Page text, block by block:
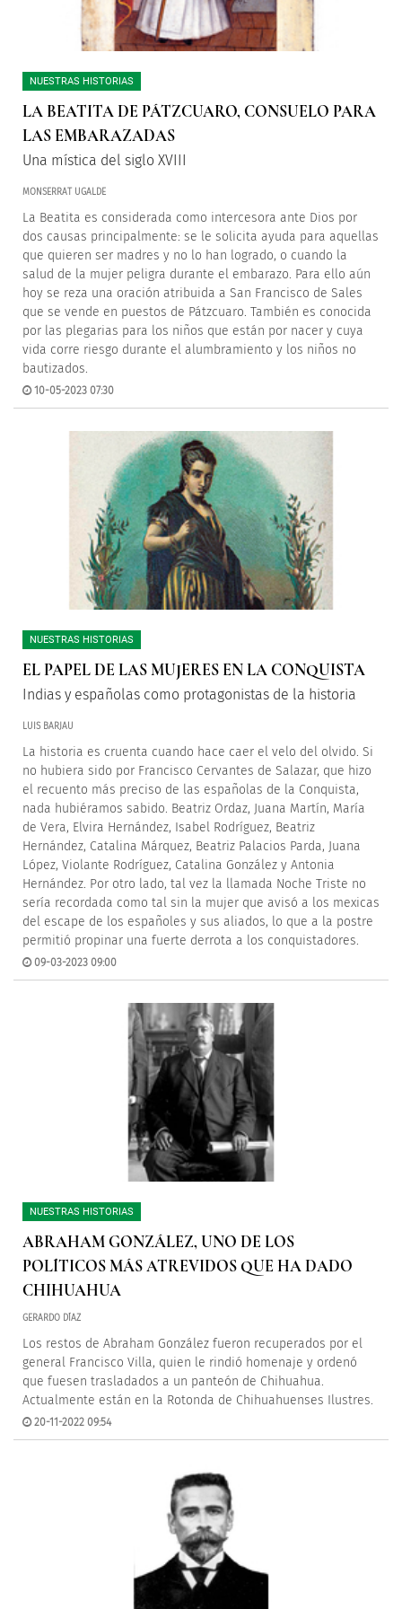
NUESTRAS HISTORIAS
LA BEATITA DE PÁTZCUARO, CONSUELO PARA
LAS EMBARAZADAS
Una mística del siglo XVIII
MONSERRAT UGALDE
La Beatita es considerada como intercesora ante Dios por
dos causas principalmente: se le solicita ayuda para aquellas
que quieren ser madres y no lo han logrado, o cuando la
salud de la mujer peligra durante el embarazo. Para ello aún
hoy se reza una oración atribuida a San Francisco de Sales
que se vende en puestos de Pátzcuaro. También es conocida
por las plegarias para los niños que están por nacer y cuya
vida corre riesgo durante el alumbramiento y los niños no
bautizados.
10-05-2023 07:30
NUESTRAS HISTORIAS
EL PAPEL DE LAS MUJERES EN LA CONQUISTA
Indias y españolas como protagonistas de la historia
LUIS BARJAU
La historia es cruenta cuando hace caer el velo del olvido. Si
no hubiera sido por Francisco Cervantes de Salazar, que hizo
el recuento más preciso de las españolas de la Conquista,
nada hubiéramos sabido. Beatriz Ordaz, Juana Martín, María
de Vera, Elvira Hernández, Isabel Rodríguez, Beatriz
Hernández, Catalina Márquez, Beatriz Palacios Parda, Juana
López, Violante Rodríguez, Catalina González y Antonia
Hernández. Por otro lado, tal vez la llamada Noche Triste no
sería recordada como tal sin la mujer que avisó a los mexicas
del escape de los españoles y sus aliados, lo que a la postre
permitió propinar una fuerte derrota a los conquistadores.
09-03-2023 09:00
NUESTRAS HISTORIAS
ABRAHAM GONZÁLEZ, UNO DE LOS
POLÍTICOS MÁS ATREVIDOS QUE HA DADO
CHIHUAHUA
GERARDO DÍAZ
Los restos de Abraham González fueron recuperados por el
general Francisco Villa, quien le rindió homenaje y ordenó
que fuesen trasladados a un panteón de Chihuahua.
Actualmente están en la Rotonda de Chihuahuenses Ilustres.
20-11-2022 09:54